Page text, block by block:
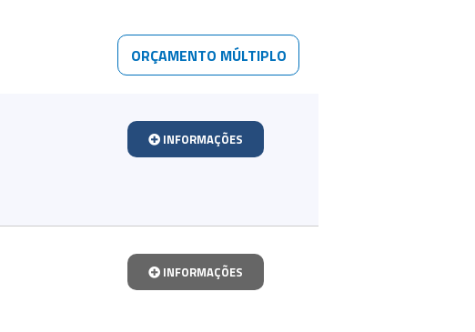
ORÇAMENTO MÚLTIPLO
INFORMAÇÕES
INFORMAÇÕES